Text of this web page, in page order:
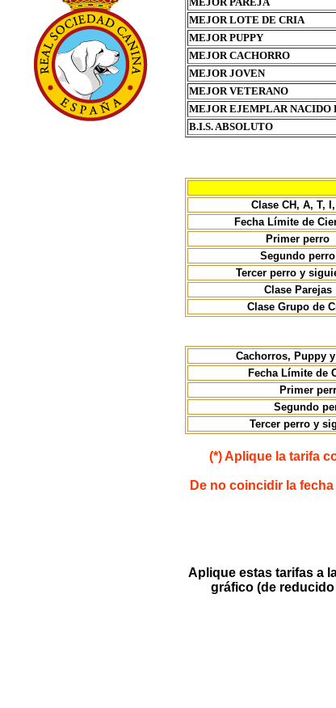
MEJOR LOTE DE CRIA
MEJOR PUPPY
MEJOR CACHORRO
MEJOR JOVEN
MEJOR VETERANO
MEJOR EJEMPLAR NACIDO
B.I.S. ABSOLUTO
Clase CH, A, T,
Fecha Límite de
Primer perro
Segundo perro
Tercer perro y
Clase Parejas
Clase Grupo de
Cachorros, Puppy
Fecha Límite de
Primer
Segundo
Tercer perro y
(*) Aplique la tarifa
De no coincidir la
Aplique estas tarifas a
gráfico (de